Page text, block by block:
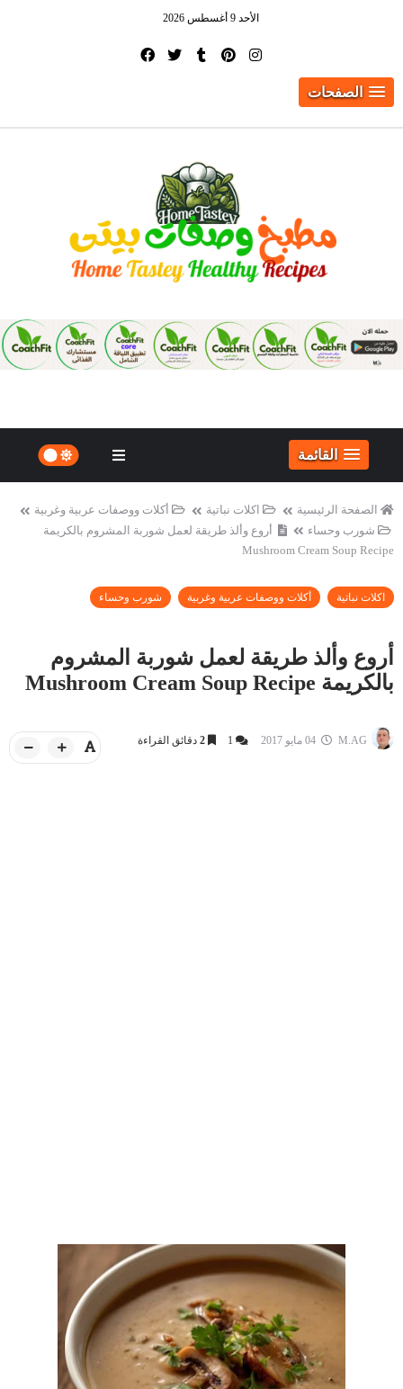
الأحد 9 أغسطس 2026
الصفحات
القائمة
الصفحة الرئيسية اكلات نباتية
أكلات ووصفات عربية وغربية
شورب وحساء
أروع وألذ طريقة لعمل شوربة المشروم بالكريمة
Mushroom Cream Soup Recipe
اكلات نباتية أكلات ووصفات عربية وغربية شورب وحساء
أروع وألذ طريقة لعمل شوربة المشروم
بالكريمة Mushroom Cream Soup Recipe
M.AG
1
2 دقائق القراءة